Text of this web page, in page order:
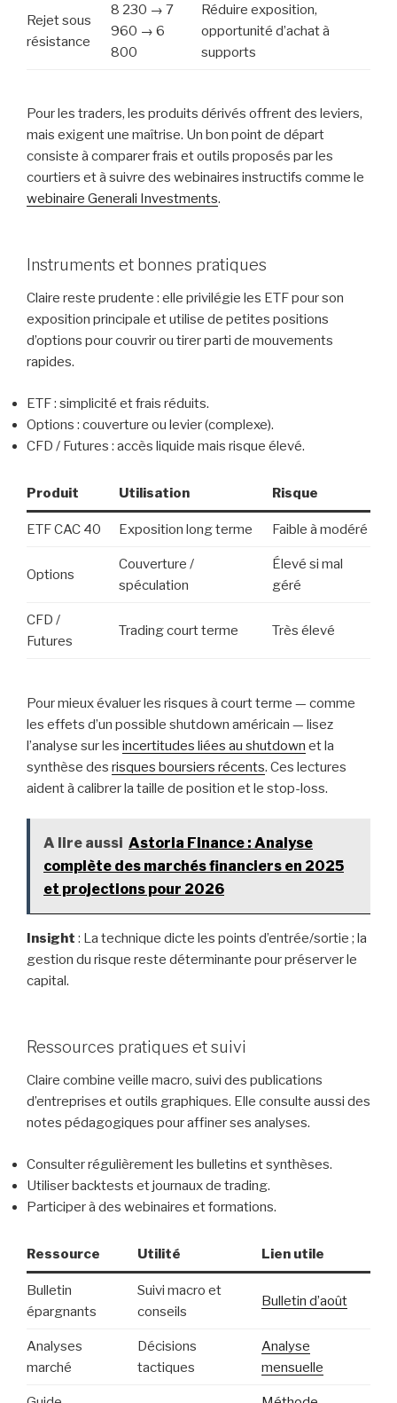
Rejet sous
résistance
8 230 → 7
960 → 6
800
Réduire exposition,
opportunité d’achat à
supports
Pour les traders, les produits dérivés offrent des leviers,
mais exigent une maîtrise. Un bon point de départ
consiste à comparer frais et outils proposés par les
courtiers et à suivre des webinaires instructifs comme le
webinaire Generali Investments.
Instruments et bonnes pratiques
Claire reste prudente : elle privilégie les ETF pour son
exposition principale et utilise de petites positions
d’options pour couvrir ou tirer parti de mouvements
rapides.
ETF : simplicité et frais réduits.
Options : couverture ou levier (complexe).
CFD / Futures : accès liquide mais risque élevé.
Produit Utilisation Risque
ETF CAC 40 Exposition long terme Faible à modéré
Options
Couverture /
spéculation
Élevé si mal
géré
CFD /
Futures
Trading court terme Très élevé
Pour mieux évaluer les risques à court terme — comme
les effets d’un possible shutdown américain — lisez
l’analyse sur les incertitudes liées au shutdown et la
synthèse des risques boursiers récents. Ces lectures
aident à calibrer la taille de position et le stop-loss.
A lire aussi Astoria Finance : Analyse
complète des marchés financiers en 2025
et projections pour 2026
Insight : La technique dicte les points d’entrée/sortie ; la
gestion du risque reste déterminante pour préserver le
capital.
Ressources pratiques et suivi
Claire combine veille macro, suivi des publications
d’entreprises et outils graphiques. Elle consulte aussi des
notes pédagogiques pour affiner ses analyses.
Consulter régulièrement les bulletins et synthèses.
Utiliser backtests et journaux de trading.
Participer à des webinaires et formations.
Ressource Utilité Lien utile
Bulletin
épargnants
Suivi macro et
conseils
Bulletin d’août
Analyses
marché
Décisions
tactiques
Analyse
mensuelle